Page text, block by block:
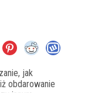
jak
obdarowanie